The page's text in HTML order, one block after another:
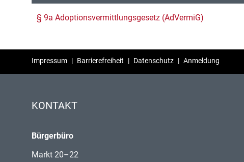
§ 9a Adoptionsvermittlungsgesetz (AdVermiG)
Impressum | Barrierefreiheit | Datenschutz | Anmeldung
KONTAKT
Bürgerbüro
Markt 20–22